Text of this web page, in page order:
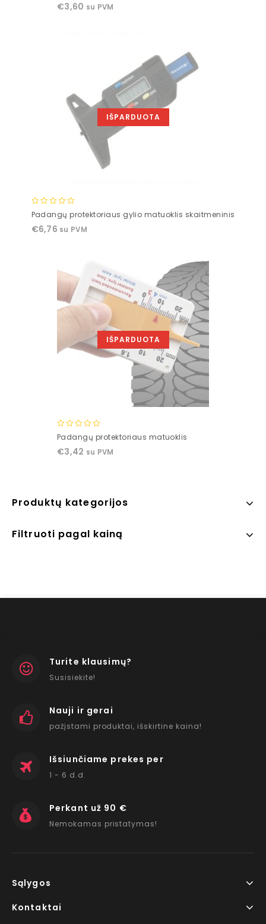
of
€3,60 su PVM
IŠPARDUOTA
0
of
Padangų protektoriaus gylio matuoklis skaitmeninis
€6,76 su PVM
IŠPARDUOTA
0
of
Padangų protektoriaus matuoklis
€3,42 su PVM
Produktų kategorijos
Filtruoti pagal kainą
Turite klausimų?
Susisiekite!
Nauji ir gerai
pažįstami produktai, išskirtine kaina!
Išsiunčiame prekes per
1 - 6 d.d.
Perkant už 90 €
Nemokamas pristatymas!
Sąlygos
Kontaktai